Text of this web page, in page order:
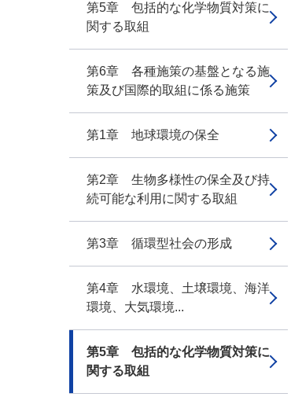
第5章 包括的な化学物質対策に
関する取組
第6章 各種施策の基盤となる施
策及び国際的取組に係る施策
第1章 地球環境の保全
第2章 生物多様性の保全及び持
続可能な利用に関する取組
第3章 循環型社会の形成
第4章 水環境、土壌環境、海洋
環境、大気環境...
第5章 包括的な化学物質対策に
関する取組